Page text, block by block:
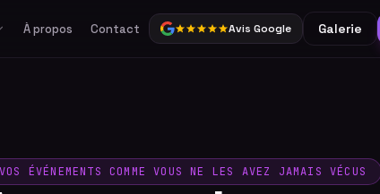
Catalogue complet
Mitzvah
À propos Contact Avis Google Galerie
VOS ÉVÉNEMENTS COMME VOUS NE LES AVEZ JAMAIS VÉCUS